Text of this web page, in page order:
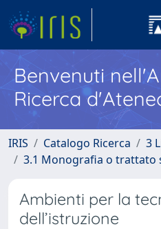
Benvenuti
Ricerca
IRIS Catalogo Ricerca
3
3.1 Monografia o trattato
Ambienti per la
dell’istruzione